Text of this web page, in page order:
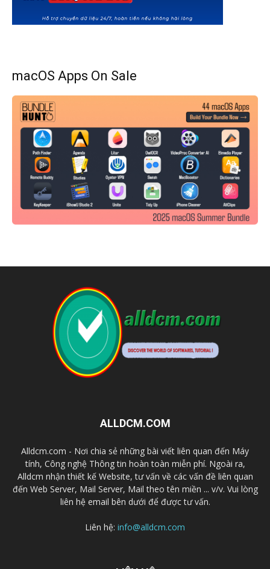
macOS Apps On Sale
ALLDCM.COM
Alldcm.com - Nơi chia sẻ những bài viết liên quan đến Máy
tính, Công nghệ Thông tin hoàn toàn miễn phí. Ngoài ra,
Alldcm nhận thiết kế Website, tư vấn về các vấn đề liên quan
đến Web Server, Mail Server, Mail theo tên miền ... v/v. Vui lòng
liên hệ email bên dưới để được tư vấn.
Liên hệ: info@alldcm.com